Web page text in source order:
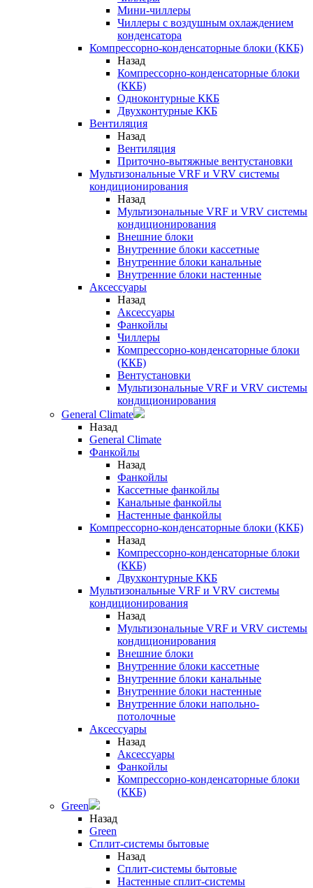
Мини-чиллеры
Чиллеры с воздушным охлаждением
конденсатора
Компрессорно-конденсаторные блоки (ККБ)
Назад
Компрессорно-конденсаторные блоки
(ККБ)
Одноконтурные ККБ
Двухконтурные ККБ
Вентиляция
Назад
Вентиляция
Приточно-вытяжные вентустановки
Мультизональные VRF и VRV системы
кондиционирования
Назад
Мультизональные VRF и VRV системы
кондиционирования
Внешние блоки
Внутренние блоки кассетные
Внутренние блоки канальные
Внутренние блоки настенные
Аксессуары
Назад
Аксессуары
Фанкойлы
Чиллеры
Компрессорно-конденсаторные блоки
(ККБ)
Вентустановки
Мультизональные VRF и VRV системы
кондиционирования
General Climate
Назад
General Climate
Фанкойлы
Назад
Фанкойлы
Кассетные фанкойлы
Канальные фанкойлы
Настенные фанкойлы
Компрессорно-конденсаторные блоки (ККБ)
Назад
Компрессорно-конденсаторные блоки
(ККБ)
Двухконтурные ККБ
Мультизональные VRF и VRV системы
кондиционирования
Назад
Мультизональные VRF и VRV системы
кондиционирования
Внешние блоки
Внутренние блоки кассетные
Внутренние блоки канальные
Внутренние блоки настенные
Внутренние блоки напольно-
потолочные
Аксессуары
Назад
Аксессуары
Фанкойлы
Компрессорно-конденсаторные блоки
(ККБ)
Green
Назад
Green
Сплит-системы бытовые
Назад
Сплит-системы бытовые
Настенные сплит-системы